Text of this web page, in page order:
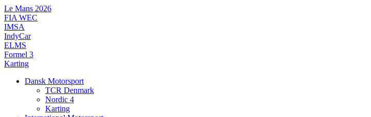
Videre
til
indhold
Le Mans 2026
FIA WEC
IMSA
IndyCar
ELMS
Formel 3
Karting
Dansk Motorsport
TCR Denmark
Nordic 4
Karting